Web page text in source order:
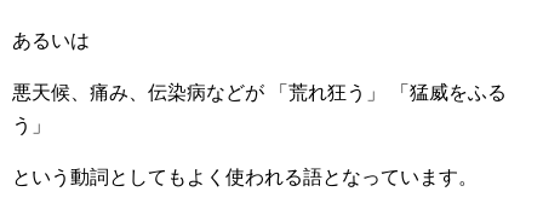
あるいは
悪天候、痛み、伝染病などが 「荒れ狂う」 「猛威をふる
う」
という動詞としてもよく使われる語となっています。